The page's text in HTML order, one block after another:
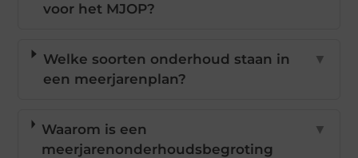
voor het MJOP?
Welke soorten onderhoud staan in
een meerjarenplan?
▼
Waarom is een
meerjarenonderhoudsbegroting
▼